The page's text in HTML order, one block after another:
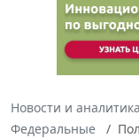
Новости и аналитика
Федеральные